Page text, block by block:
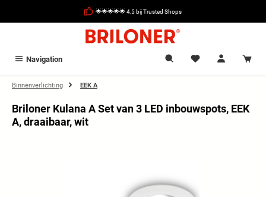
🌟🌟🌟🌟🌟 4,5 bij Trusted Shops
Navigation
Binnenverlichting EEK A
Briloner Kulana A Set van 3 LED inbouwspots, EEK
A, draaibaar, wit